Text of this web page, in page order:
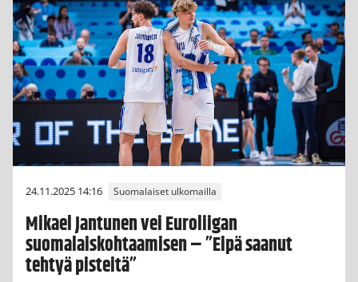
24.11.2025 14:16 Suomalaiset ulkomailla
Mikael Jantunen vei Euroliigan
suomalaiskohtaamisen – ”Eipä saanut
tehtyä pisteitä”